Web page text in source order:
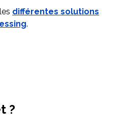
différentes solutions
.
?